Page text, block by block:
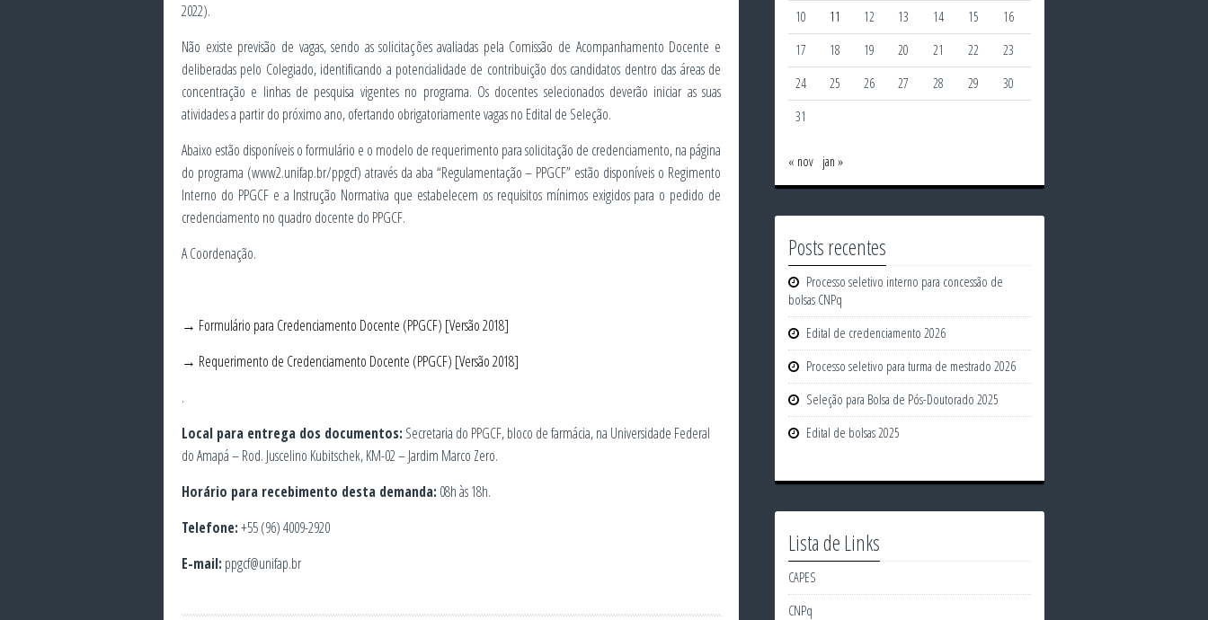
2022).
Não existe previsão de vagas, sendo as solicitações avaliadas pela Comissão de Acompanhamento Docente e
deliberadas pelo Colegiado, identificando a potencialidade de contribuição dos candidatos dentro das áreas de
concentração e linhas de pesquisa vigentes no programa. Os docentes selecionados deverão iniciar as suas
atividades a partir do próximo ano, ofertando obrigatoriamente vagas no Edital de Seleção.
Abaixo estão disponíveis o formulário e o modelo de requerimento para solicitação de credenciamento, na página
do programa (www2.unifap.br/ppgcf) através da aba “Regulamentação – PPGCF” estão disponíveis o Regimento
Interno do PPGCF e a Instrução Normativa que estabelecem os requisitos mínimos exigidos para o pedido de
credenciamento no quadro docente do PPGCF.
A Coordenação.
→ Formulário para Credenciamento Docente (PPGCF) [Versão 2018]
→ Requerimento de Credenciamento Docente (PPGCF) [Versão 2018]
.
Local para entrega dos documentos: Secretaria do PPGCF, bloco de farmácia, na Universidade Federal
do Amapá – Rod. Juscelino Kubitschek, KM-02 – Jardim Marco Zero.
Horário para recebimento desta demanda: 08h às 18h.
Telefone:+55 (96) 4009-2920
E-mail: ppgcf@unifap.br
10
11 12 13 14 15
16
17
18 19 20 21 22
23
24
25 26 27 28 29
30
31
« nov jan »
Posts recentes
Processo seletivo interno para concessão de
bolsas CNPq
Edital de credenciamento 2026
Processo seletivo para turma de mestrado 2026
Seleção para Bolsa de Pós-Doutorado 2025
Edital de bolsas 2025
Lista de Links
CAPES
CNPq